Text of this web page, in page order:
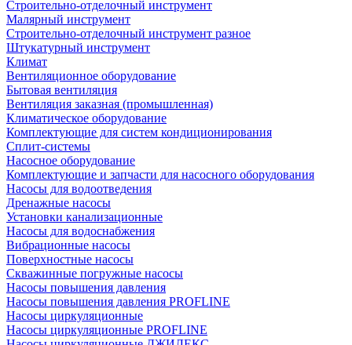
Строительно-отделочный инструмент
Малярный инструмент
Строительно-отделочный инструмент разное
Штукатурный инструмент
Климат
Вентиляционное оборудование
Бытовая вентиляция
Вентиляция заказная (промышленная)
Климатическое оборудование
Комплектующие для систем кондиционирования
Сплит-системы
Насосное оборудование
Комплектующие и запчасти для насосного оборудования
Насосы для водоотведения
Дренажные насосы
Установки канализационные
Насосы для водоснабжения
Вибрационные насосы
Поверхностные насосы
Скважинные погружные насосы
Насосы повышения давления
Насосы повышения давления PROFLINE
Насосы циркуляционные
Насосы циркуляционные PROFLINE